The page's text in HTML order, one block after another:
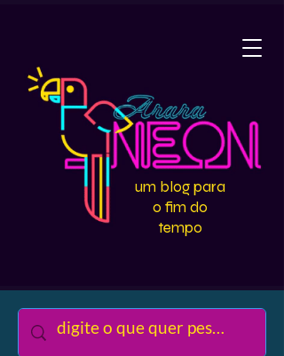
um blog para
o fim do
tempo